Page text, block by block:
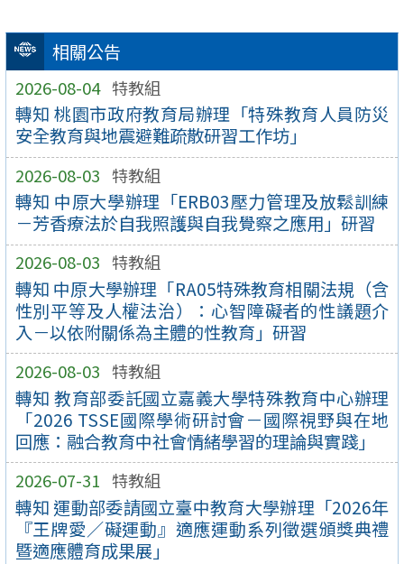
相關公告
2026-08-04 特教組
轉知 桃園市政府教育局辦理「特殊教育人員防災
安全教育與地震避難疏散研習工作坊」
2026-08-03 特教組
轉知 中原大學辦理「ERB03壓力管理及放鬆訓練
－芳香療法於自我照護與自我覺察之應用」研習
2026-08-03 特教組
轉知 中原大學辦理「RA05特殊教育相關法規（含
性別平等及人權法治）：心智障礙者的性議題介
入－以依附關係為主體的性教育」研習
2026-08-03 特教組
轉知 教育部委託國立嘉義大學特殊教育中心辦理
「2026 TSSE國際學術研討會－國際視野與在地
回應：融合教育中社會情緒學習的理論與實踐」
2026-07-31 特教組
轉知 運動部委請國立臺中教育大學辦理「2026年
『王牌愛／礙運動』適應運動系列徵選頒獎典禮
暨適應體育成果展」